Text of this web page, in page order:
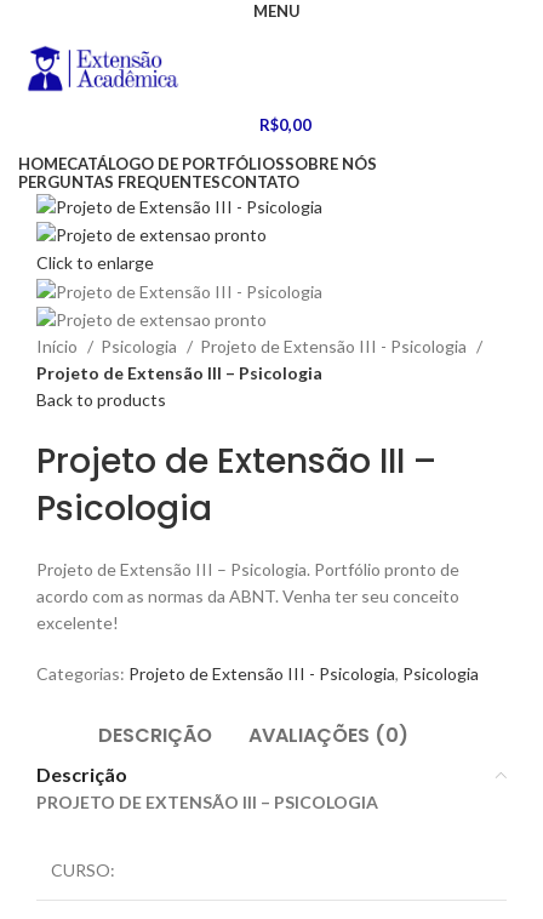
MENU
R$0,00
HOMECATÁLOGO DE PORTFÓLIOSSOBRE NÓS
PERGUNTAS FREQUENTESCONTATO
Click to enlarge
Início Psicologia
Projeto de Extensão III - Psicologia
Projeto de Extensão III – Psicologia
Back to products
Projeto de Extensão III –
Psicologia
Projeto de Extensão III – Psicologia. Portfólio pronto de
acordo com as normas da ABNT. Venha ter seu conceito
excelente!
Categorias: Projeto de Extensão III - Psicologia, Psicologia
DESCRIÇÃO AVALIAÇÕES (0)
Descrição
PROJETO DE EXTENSÃO III – PSICOLOGIA
CURSO: